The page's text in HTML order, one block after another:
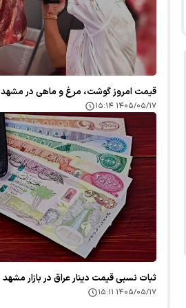
قیمت امروز گوشت، مرغ و ماهی در مشهد
۱۴۰۵/۰۵/۱۷ ۱۵:۱۴
ثبات نسبی قیمت دینار عراق در بازار مشهد
۱۴۰۵/۰۵/۱۷ ۱۵:۱۱